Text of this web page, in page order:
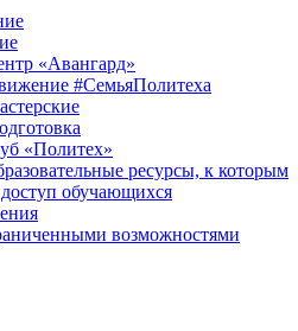
«Авангард»
#СемьяПолитеха
«Политех»
ресурсы, к которым
доступ обучающихся
возможностями